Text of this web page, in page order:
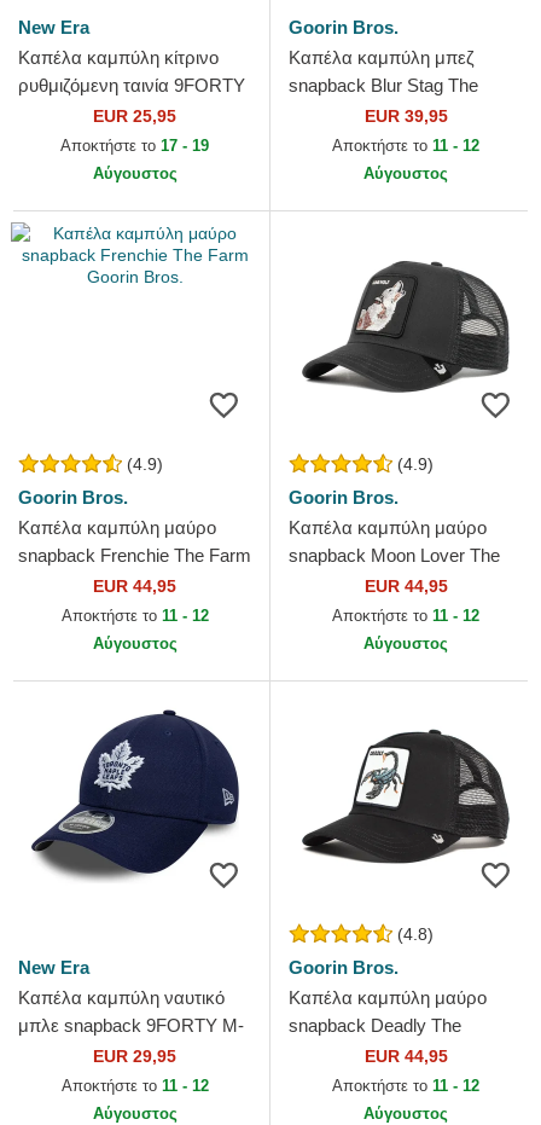
New Era
Καπέλα καμπύλη κίτρινο
ρυθμιζόμενη ταινία 9FORTY
Team Outline από Los
Angeles Dodgers MLB από
EUR 25,95
Αποκτήστε το 17 - 19
Αύγουστος
Goorin Bros.
Καπέλα καμπύλη μπεζ
snapback Blur Stag The
Farm Goorin Bros.
EUR 39,95
Αποκτήστε το 11 - 12
Αύγουστος
(4.9)
Goorin Bros.
Καπέλα καμπύλη μαύρο
snapback Frenchie The Farm
Goorin Bros.EUR 44,95
Αποκτήστε το 11 - 12
Αύγουστος
(4.9)
Goorin Bros.
Καπέλα καμπύλη μαύρο
snapback Moon Lover The
Farm Goorin Bros.
EUR 44,95
Αποκτήστε το 11 - 12
Αύγουστος
New Era
Καπέλα καμπύλη ναυτικό
μπλε snapback 9FORTY M-
Crown Team από Toronto
Maple Leafs NHL από New
EUR 29,95
Αποκτήστε το 11 - 12
Αύγουστος
(4.8)
Goorin Bros.
Καπέλα καμπύλη μαύρο
snapback Deadly The
Deadliest Scorpion The Farm
Goorin Bros.
EUR 44,95
Αποκτήστε το 11 - 12
Αύγουστος